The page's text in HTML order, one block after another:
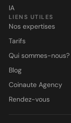
IA
LIENS UTILES
Nos expertises
Tarifs
Qui sommes-nous?
Blog
Coinaute Agency
Rendez-vous